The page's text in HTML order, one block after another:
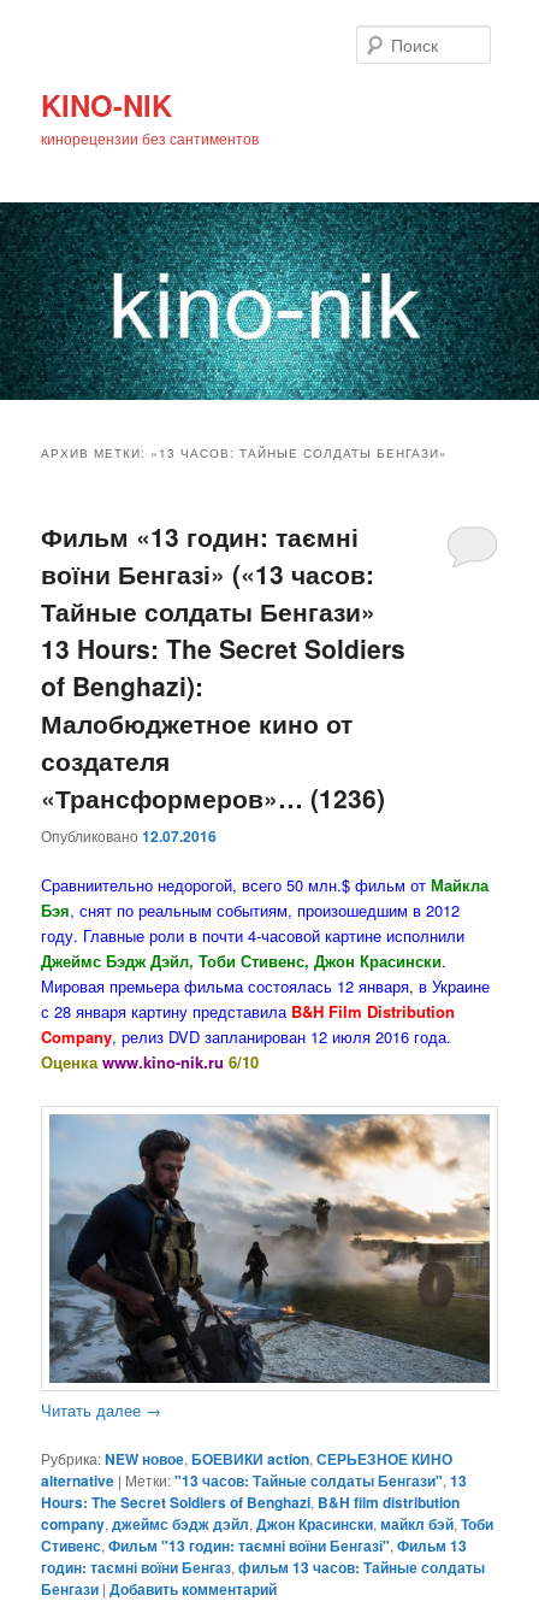
KINO-NIK
кинорецензии без сантиментов
основному
содержимому
дополнительному
содержимому
АРХИВ МЕТКИ: «13 ЧАСОВ: ТАЙНЫЕ СОЛДАТЫ БЕНГАЗИ»
Фильм «13 годин: таємні
воїни Бенгазі» («13 часов:
Тайные солдаты Бенгази»
13 Hours: The Secret Soldiers
of Benghazi):
Малобюджетное кино от
создателя
«Трансформеров»… (1236)
Опубликовано12.07.2016
Сравниительно недорогой, всего 50 млн.$ фильм отМайкла
Бэя, снят по реальным событиям, произошедшим в 2012
году. Главные роли в почти 4-часовой картине исполнили
Джеймс Бэдж Дэйл, Тоби Стивенс, Джон Красински.
Мировая премьера фильма состоялась 12 января, в Украине
с 28 января картину представила B&H Film Distribution
Company, релиз DVD запланирован 12 июля 2016 года.
Оценка www.kino-nik.ru 6/10
Читать далее →
Рубрика:NEW новое,БОЕВИКИ action,СЕРЬЕЗНОЕ КИНО
alternative | Метки:"13 часов: Тайные солдаты Бенгази",13
Hours: The Secret Soldiers of Benghazi, B&H film distribution
company,джеймс бэдж дэйл,Джон Красински,майкл бэй,Тоби
Стивенс,Фильм "13 годин: таємні воїни Бенгазі",Фильм 13
годин: таємні воїни Бенгаз,фильм 13 часов: Тайные солдаты
Бенгази |Добавить комментарий